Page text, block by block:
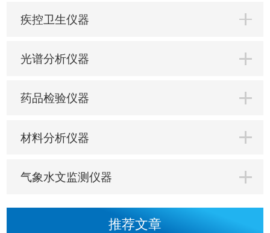
疾控卫生仪器
光谱分析仪器
药品检验仪器
材料分析仪器
气象水文监测仪器
推荐文章